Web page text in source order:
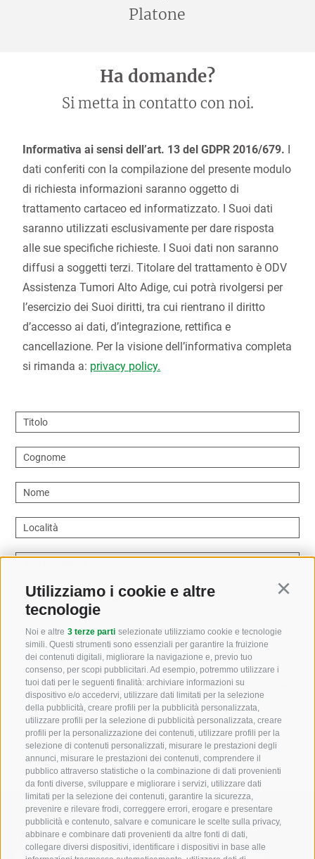
Utilizziamo i cookie e altre
tecnologie
Noi e altre 3 terze parti selezionate utilizziamo cookie e tecnologie
simili. Questi strumenti sono essenziali per garantire la fruizione
dei contenuti digitali, migliorare la navigazione e, previo tuo
consenso, per scopi pubblicitari. Ad esempio, potremmo utilizzare i
tuoi dati per le seguenti finalità: archiviare informazioni su
dispositivo e/o accedervi, utilizzare dati limitati per la selezione
della pubblicità, creare profili per la pubblicità personalizzata,
utilizzare profili per la selezione di pubblicità personalizzata, creare
profili per la personalizzazione dei contenuti, utilizzare profili per la
selezione di contenuti personalizzati, misurare le prestazioni degli
annunci, misurare le prestazioni dei contenuti, comprendere il
pubblico attraverso statistiche o la combinazione di dati provenienti
da fonti diverse, sviluppare e migliorare i servizi, utilizzare dati
limitati per la selezione dei contenuti, garantire la sicurezza,
prevenire e rilevare frodi, correggere errori, erogare e presentare
pubblicità e contenuto, salvare e comunicare le scelte sulla privacy,
abbinare e combinare dati provenienti da altre fonti di dati,
collegare diversi dispositivi, identificare i dispositivi in base alle
Platone
Ha domande?
Si metta in contatto con noi.
Informativa ai sensi dell’art. 13 del GDPR 2016/679.
dati conferiti con la compilazione del presente modulo
di richiesta informazioni saranno oggetto di
trattamento cartaceo ed informatizzato. I Suoi dati
saranno utilizzati esclusivamente per dare risposta
alle sue specifiche richieste. I Suoi dati non saranno
diffusi a soggetti terzi. Titolare del trattamento è ODV
Assistenza Tumori Alto Adige, cui potrà rivolgersi per
l’esercizio dei Suoi diritti, tra cui rientrano il diritto
d’accesso ai dati, d’integrazione, rettifica e
cancellazione. Per la visione dell’informativa completa
si rimanda a: privacy policy.
Titolo
Cognome
Nome
Località
Come possiamo aiutarvi?
Letto e compreso laprivacy policy, autorizzo il Titolare
al trattamento dei dati personali
Cerca nel sito